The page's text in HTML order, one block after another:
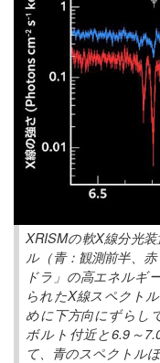
XRISMの軟X線分光
ル（青：観測前半、
ドラ」の高エネルギ
られたX線スペクト
めに下方向にずらし
ボルト付近と6.9～
て、青のスペクトル